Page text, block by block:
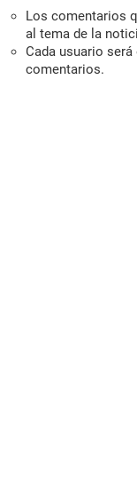
Los comentarios
al tema de la
Cada usuario
comentarios.